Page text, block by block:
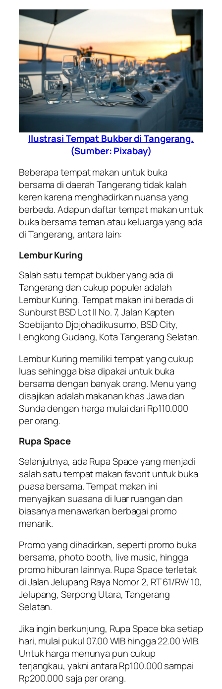
Ilustrasi Tempat Bukber di Tangerang.
(Sumber: Pixabay)
Beberapa tempat makan untuk buka
bersama di daerah Tangerang tidak kalah
keren karena menghadirkan nuansa yang
berbeda. Adapun daftar tempat makan untuk
buka bersama teman atau keluarga yang ada
di Tangerang, antara lain:
Lembur Kuring
Salah satu tempat bukber yang ada di
Tangerang dan cukup populer adalah
Lembur Kuring. Tempat makan ini berada di
Sunburst BSD Lot II No. 7, Jalan Kapten
Soebijanto Djojohadikusumo, BSD City,
Lengkong Gudang, Kota Tangerang Selatan.
Lembur Kuring memiliki tempat yang cukup
luas sehingga bisa dipakai untuk buka
bersama dengan banyak orang. Menu yang
disajikan adalah makanan khas Jawa dan
Sunda dengan harga mulai dari Rp110.000
per orang.
Rupa Space
Selanjutnya, ada Rupa Space yang menjadi
salah satu tempat makan favorit untuk buka
puasa bersama. Tempat makan ini
menyajikan suasana di luar ruangan dan
biasanya menawarkan berbagai promo
menarik.
Promo yang dihadirkan, seperti promo buka
bersama, photo booth, live music, hingga
promo hiburan lainnya. Rupa Space terletak
di Jalan Jelupang Raya Nomor 2, RT 61/RW 10,
Jelupang, Serpong Utara, Tangerang
Selatan.
Jika ingin berkunjung, Rupa Space bka setiap
hari, mulai pukul 07.00 WIB hingga 22.00 WIB.
Untuk harga menunya pun cukup
terjangkau, yakni antara Rp100.000 sampai
Rp200.000 saja per orang.